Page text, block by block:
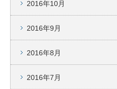
2016年10月
2016年9月
2016年8月
2016年7月